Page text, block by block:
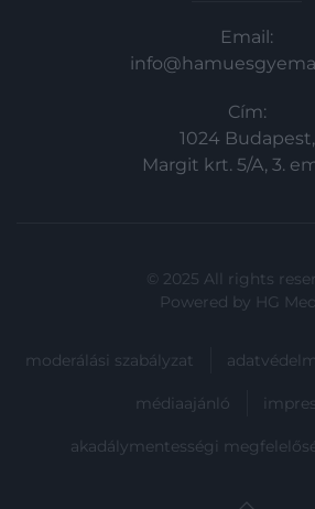
Email:
Cím:
1024 Budapest,
Margit krt. 5/A, 3.
© 2025 All rights
Powered by HG
moderálási szabályzat
médiaajánló
akadálymentességi